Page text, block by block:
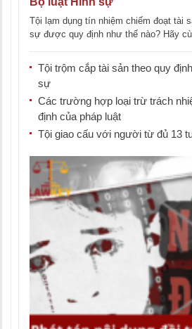
Tội lạm dụng tín nhiệm chiếm đoạt tài
sự được quy định như thế nào? Hãy
Tội trộm cắp tài sản theo quy
sự
Các trường hợp loại trừ trách
định của pháp luật
Tội giao cấu với người từ đủ 13